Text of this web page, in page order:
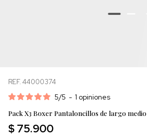
REF. 44000374
5/5 - 1 opiniones
Pack X3 Boxer Pantaloncillos de largo medio
$ 75.900